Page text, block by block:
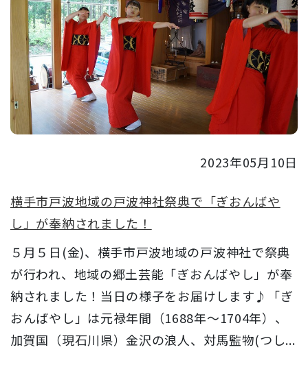
2023年05月10日
横手市戸波地域の戸波神社祭典で「ぎおんばや
し」が奉納されました！
５月５日(金)、横手市戸波地域の戸波神社で祭典
が行われ、地域の郷土芸能「ぎおんばやし」が奉
納されました！当日の様子をお届けします♪「ぎ
おんばやし」は元禄年間（1688年～1704年）、
加賀国（現石川県）金沢の浪人、対馬監物(つし...